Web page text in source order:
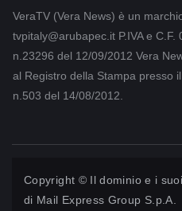
VeraTV (Vera News) è un
tvpitaly@arubapec.it P.IVA e
n.23296 del 12/09/2012 Vera
al Registro della Stampa presso
n.503 del 14/08/2012.
Copyright © Il dominio e i
di Mail Express Group S.p.A.